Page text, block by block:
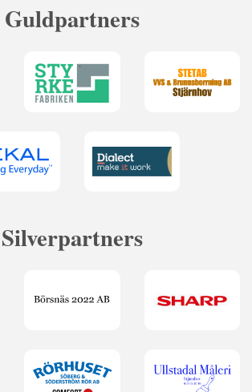
Guldpartners
Silverpartners